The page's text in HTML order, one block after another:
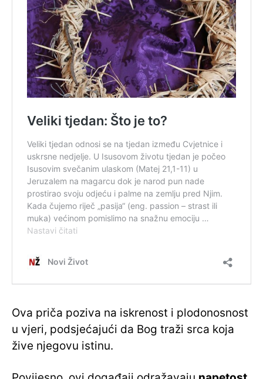
Ova priča poziva na iskrenost i plodonosnost
u vjeri, podsjećajući da Bog traži srca koja
žive njegovu istinu.